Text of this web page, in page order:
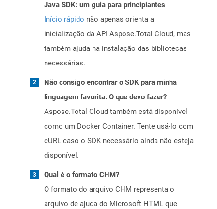
Java SDK: um guia para principiantes
Início rápido não apenas orienta a
inicialização da API Aspose.Total Cloud, mas
também ajuda na instalação das bibliotecas
necessárias.
Não consigo encontrar o SDK para minha
linguagem favorita. O que devo fazer?
Aspose.Total Cloud também está disponível
como um Docker Container. Tente usá-lo com
cURL caso o SDK necessário ainda não esteja
disponível.
Qual é o formato CHM?
O formato do arquivo CHM representa o
arquivo de ajuda do Microsoft HTML que